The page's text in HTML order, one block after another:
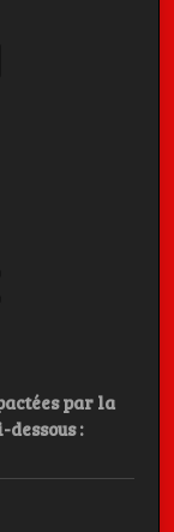
par la
: